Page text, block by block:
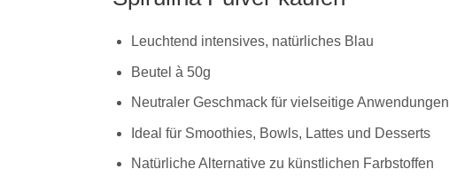
Leuchtend intensives, natürliches Blau
Beutel à 50g
Neutraler Geschmack für vielseitige Anwendungen
Ideal für Smoothies, Bowls, Lattes und Desserts
Natürliche Alternative zu künstlichen Farbstoffen